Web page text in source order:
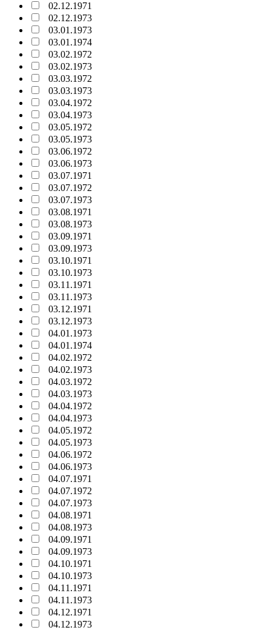
02.12.1971
02.12.1973
03.01.1973
03.01.1974
03.02.1972
03.02.1973
03.03.1972
03.03.1973
03.04.1972
03.04.1973
03.05.1972
03.05.1973
03.06.1972
03.06.1973
03.07.1971
03.07.1972
03.07.1973
03.08.1971
03.08.1973
03.09.1971
03.09.1973
03.10.1971
03.10.1973
03.11.1971
03.11.1973
03.12.1971
03.12.1973
04.01.1973
04.01.1974
04.02.1972
04.02.1973
04.03.1972
04.03.1973
04.04.1972
04.04.1973
04.05.1972
04.05.1973
04.06.1972
04.06.1973
04.07.1971
04.07.1972
04.07.1973
04.08.1971
04.08.1973
04.09.1971
04.09.1973
04.10.1971
04.10.1973
04.11.1971
04.11.1973
04.12.1971
04.12.1973